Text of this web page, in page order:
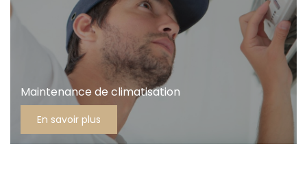
Maintenance de climatisation
En savoir plus